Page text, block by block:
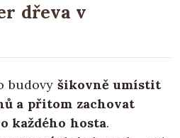
dřeva v
budovy šikovně umístit
a přitom zachovat
každého hosta.